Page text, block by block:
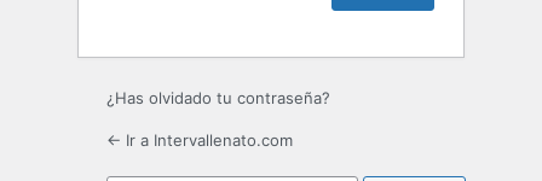
¿Has olvidado tu contraseña?
← Ir a Intervallenato.com